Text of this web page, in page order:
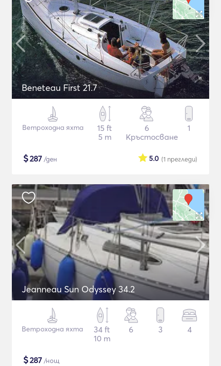
Beneteau First 21.7
Ветроходна яхта
15 ft
5 m
6
Кръстосване
1
$287 /ден (1 прегледи)
5.0
Jeanneau Sun Odyssey 34.2
Ветроходна яхта
34 ft
10 m
6 3 4
$287 /нощ